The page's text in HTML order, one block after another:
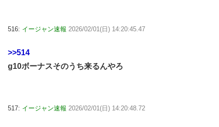
516: イージャン速報 2026/02/01(日) 14:20:45.47
>>514
g10ボーナスそのうち来るんやろ
517: イージャン速報 2026/02/01(日) 14:20:48.72